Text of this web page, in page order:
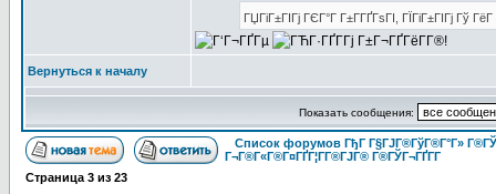
ГЏГіГ±ГІГј ГЄГ°Г Г±Г­ГҐГѕГІ, ГЇГіГ±ГІГј Гў
Вернуться к началу
Показать сообщения:
Список форумов ГђГ Г§ГЈГ®ГўГ®Г°Г»
Г¬Г®Г«Г®Г¤ГҐГ¦Г­Г®ГЈГ® Г®ГЎГ¬ГҐГ­Г
Страница 3 из 23